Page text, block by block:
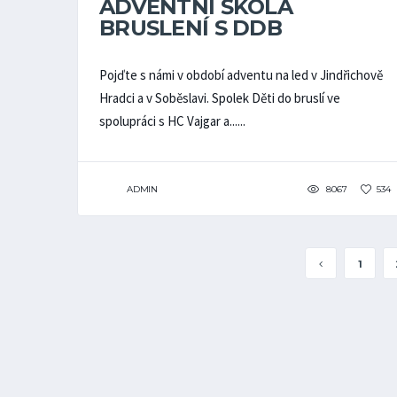
ADVENTNÍ ŠKOLA
BRUSLENÍ S DDB
Pojďte s námi v období adventu na led v Jindřichově
Hradci a v Soběslavi. Spolek Děti do bruslí ve
spolupráci s HC Vajgar a......
ADMIN 8067 534
1